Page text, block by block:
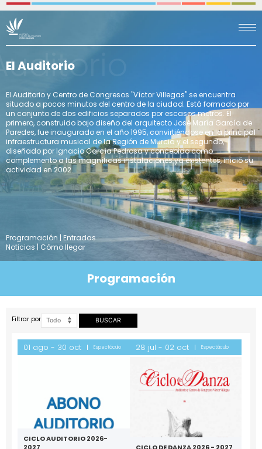
El Auditorio
El Auditorio y Centro de Congresos "Víctor Villegas" se encuentra
situado a pocos minutos del centro de la ciudad. Está formado por
un conjunto de dos edificios separados por escasos metros. El
primero, construido bajo diseño del arquitecto José María García de
Paredes, fue inaugurado en el año 1995, convirtiéndose en la principal
infraestructura musical de la Región de Murcia y el segundo,
diseñado por Ignacio García Pedrosa y concebido como
complemento a las magníficas instalaciones ya existentes, inició su
actividad en 2002.
Programación | Entradas
Noticias | Cómo llegar
Programación
programación
Filtrar por BUSCAR
01 ago - 30 oct Espectáculo
CICLO AUDITORIO 2026-
28 jul - 02 oct Espectáculo